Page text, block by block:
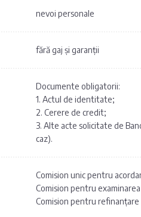
nevoi personale
fără gaj și garanții
Documente obligatorii:
1. Actul de identitate;
2. Cerere de credit;
3. Alte acte solicitate de
caz).
Comision unic pentru
Comision pentru
Comision pentru